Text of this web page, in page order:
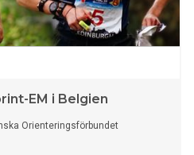
EM i Belgien
Orienteringsförbundet